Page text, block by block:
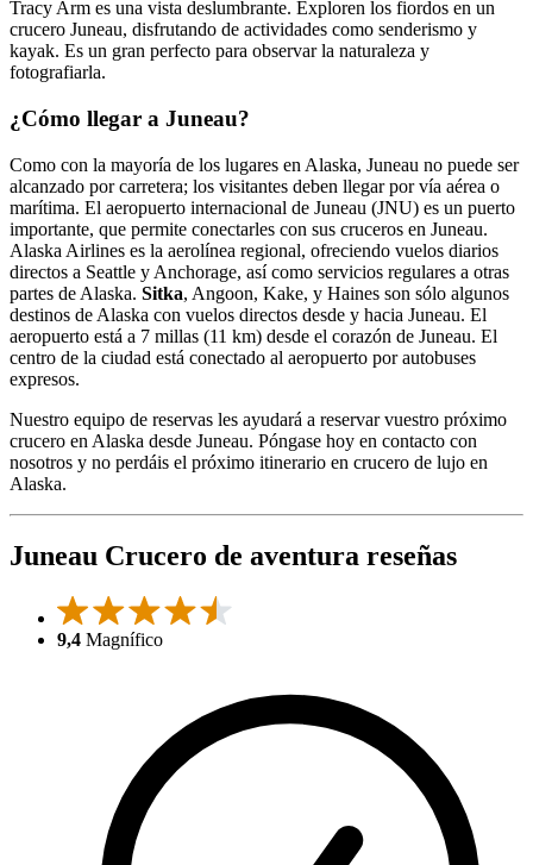
Tracy Arm es una vista deslumbrante. Exploren los fiordos en un
crucero Juneau, disfrutando de actividades como senderismo y
kayak. Es un gran perfecto para observar la naturaleza y
fotografiarla.
¿Cómo llegar a Juneau?
Como con la mayoría de los lugares en Alaska, Juneau no puede ser
alcanzado por carretera; los visitantes deben llegar por vía aérea o
marítima. El aeropuerto internacional de Juneau (JNU) es un puerto
importante, que permite conectarles con sus cruceros en Juneau.
Alaska Airlines es la aerolínea regional, ofreciendo vuelos diarios
directos a Seattle y Anchorage, así como servicios regulares a otras
partes de Alaska. Sitka, Angoon, Kake, y Haines son sólo algunos
destinos de Alaska con vuelos directos desde y hacia Juneau. El
aeropuerto está a 7 millas (11 km) desde el corazón de Juneau. El
centro de la ciudad está conectado al aeropuerto por autobuses
expresos.
Nuestro equipo de reservas les ayudará a reservar vuestro próximo
crucero en Alaska desde Juneau. Póngase hoy en contacto con
nosotros y no perdáis el próximo itinerario en crucero de lujo en
Alaska.
Juneau Crucero de aventura reseñas
9,4 Magnífico